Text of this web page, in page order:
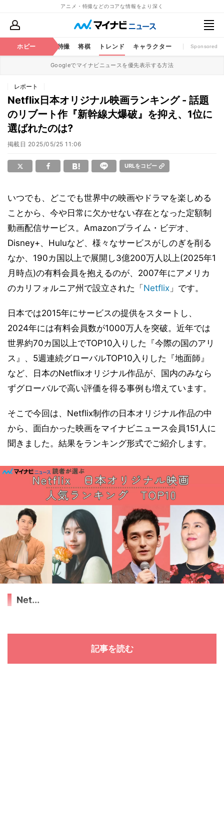
アニメ・特撮などのコアな情報をより深く
ホビー
おもちゃ 特撮 将棋 トレンド キャラクター Sponsored
Googleでマイナビニュースを優先表示する方法
レポート
Netflix日本オリジナル映画ランキング - 話題
のリブート作『新幹線大爆破』を抑え、1位に
選ばれたのは?
掲載日 2025/05/25 11:06
URLをコピー
いつでも、どこでも世界中の映画やドラマを楽しめる
ことから、今や日常に欠かせない存在となった定額制
動画配信サービス。Amazonプライム・ビデオ、
Disney+、Huluなど、様々なサービスがしのぎを削る
なか、190カ国以上で展開し3億200万人以上(2025年1
月時点)の有料会員を抱えるのが、2007年にアメリカ
のカリフォルニア州で設立された「 Netflix 」です。
日本では2015年にサービスの提供をスタートし、
2024年には有料会員数が1000万人を突破。近年では
世界約70カ国以上でTOP10入りした『今際の国のアリ
ス』、5週連続グローバルTOP10入りした『地面師』
など、日本のNetflixオリジナル作品が、国内のみなら
ずグローバルで高い評価を得る事例も増えています。
そこで今回は、Netflix制作の日本オリジナル作品の中
から、面白かった映画をマイナビニュース会員151人に
聞きました。結果をランキング形式でご紹介します。
Net...
記事を読む